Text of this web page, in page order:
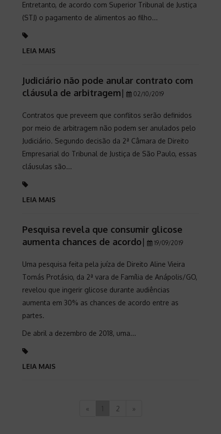
Entretanto, de acordo com Superior Tribunal de Justiça
(STJ) o pagamento de alimentos ao filho...
LEIA MAIS
Judiciário não pode anular contrato com
cláusula de arbitragem| 02/10/2019
Contratos que preveem que conflitos serão definidos
por meio de arbitragem não podem ser anulados pelo
Judiciário. Segundo decisão da 2ª Câmara de Direito
Empresarial do Tribunal de Justiça de São Paulo, essas
cláusulas são...
LEIA MAIS
Pesquisa revela que consumir glicose
aumenta chances de acordo| 19/09/2019
Uma pesquisa feita pela juíza de Direito Aline Vieira
Tomás Protásio, da 2ª vara de Família de Anápolis/GO,
revelou que ingerir glicose durante audiências
aumenta em 30% as chances de acordo entre as
partes.
De abril a dezembro de 2018, uma...
LEIA MAIS
« 2 »